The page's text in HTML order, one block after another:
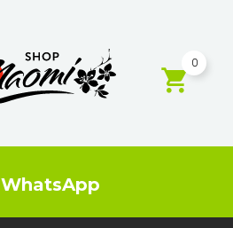
0
WhatsApp